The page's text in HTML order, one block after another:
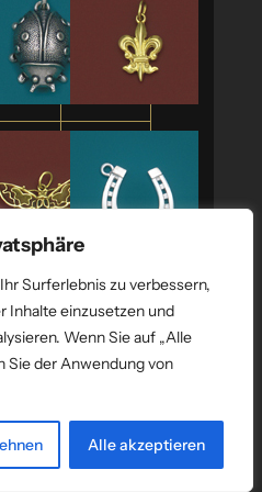
Surferlebnis zu verbessern,
Inhalte einzusetzen und
Wenn Sie auf „Alle
Sie der Anwendung von
Alle akzeptieren